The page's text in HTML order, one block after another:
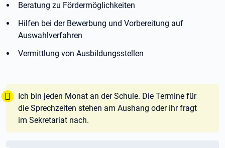
Beratung zu Fördermöglichkeiten
Hilfen bei der Bewerbung und Vorbereitung auf
Auswahlverfahren
Vermittlung von Ausbildungsstellen
Tipp:
Ich bin jeden Monat an der Schule. Die Termine für
die Sprechzeiten stehen am Aushang oder ihr fragt
im Sekretariat nach.